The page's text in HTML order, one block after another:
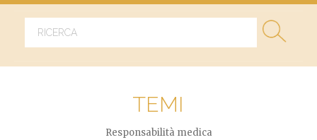
TEMI
Responsabilità medica